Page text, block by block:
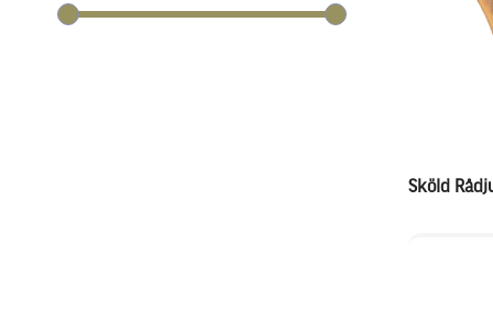
Sköld